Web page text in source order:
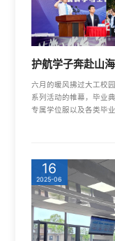
护航学子奔赴山
六月的暖风拂过大工校
系列活动的帷幕，毕业
专属学位服以及各类毕
16
2025-06